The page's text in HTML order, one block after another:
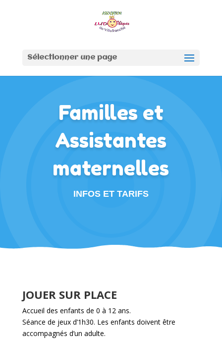
Sélectionner une page
Familles et
Assistantes
maternelles
INFOS ET TARIFS
JOUER SUR PLACE
Accueil des enfants de 0 à 12 ans.
Séance de jeux d’1h30. Les enfants doivent être
accompagnés d’un adulte.